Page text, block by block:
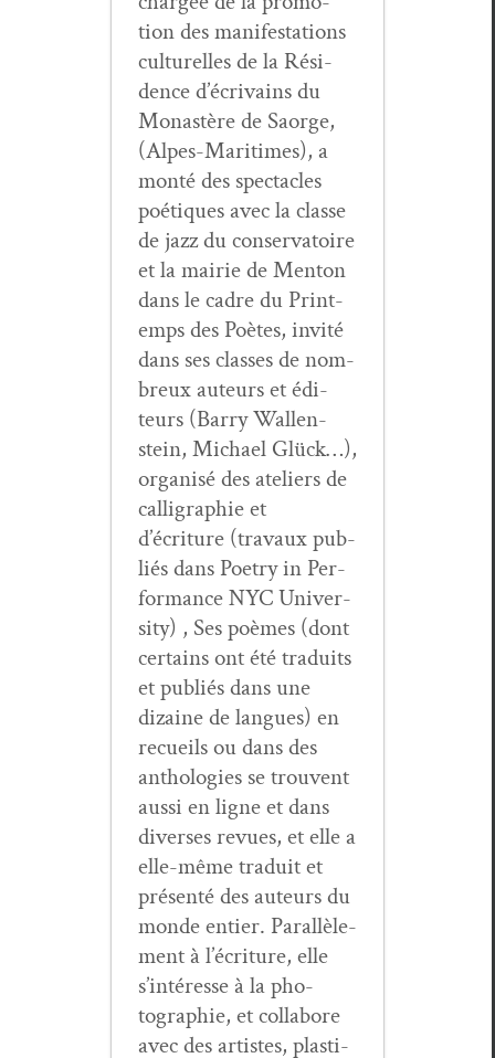
tion des man­i­fes­ta­tions
cul­turelles de la Rési­
dence d’écrivains du
Monastère de Saorge,
(Alpes-Mar­itimes), a
mon­té des spec­ta­cles
poé­tiques avec la classe
de jazz du con­ser­va­toire
et la mairie de Men­ton
dans le cadre du Print­
emps des Poètes, invité
dans ses class­es de nom­
breux auteurs et édi­
teurs (Bar­ry Wal­len­
stein, Michael Glück…),
organ­isé des ate­liers de
cal­ligra­phie et
d’écriture (travaux pub­
liés dans Poet­ry in Per­
for­mance NYC Uni­ver­
si­ty) , Ses poèmes (dont
cer­tains ont été traduits
et pub­liés dans une
dizaine de langues) en
recueils ou dans des
antholo­gies se trou­vent
aus­si en ligne et dans
divers­es revues, et elle a
elle-même traduit et
présen­té des auteurs du
monde entier. Par­al­lèle­
ment à l’écri­t­ure, elle
s’in­téresse à la pho­
togra­phie, et col­la­bore
avec des artistes, plas­ti­